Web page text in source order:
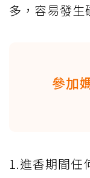
多，容易發生
參加
1.進香期間任